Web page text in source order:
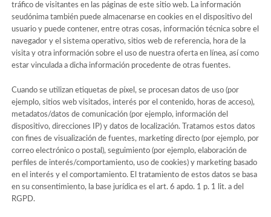
tráfico de visitantes en las páginas de este sitio web. La información
seudónima también puede almacenarse en cookies en el dispositivo del
usuario y puede contener, entre otras cosas, información técnica sobre el
navegador y el sistema operativo, sitios web de referencia, hora de la
visita y otra información sobre el uso de nuestra oferta en línea, así como
estar vinculada a dicha información procedente de otras fuentes.
Cuando se utilizan etiquetas de píxel, se procesan datos de uso (por
ejemplo, sitios web visitados, interés por el contenido, horas de acceso),
metadatos/datos de comunicación (por ejemplo, información del
dispositivo, direcciones IP) y datos de localización. Tratamos estos datos
con fines de visualización de fuentes, marketing directo (por ejemplo, por
correo electrónico o postal), seguimiento (por ejemplo, elaboración de
perfiles de interés/comportamiento, uso de cookies) y marketing basado
en el interés y el comportamiento. El tratamiento de estos datos se basa
en su consentimiento, la base jurídica es el art. 6 apdo. 1 p. 1 lit. a del
RGPD.